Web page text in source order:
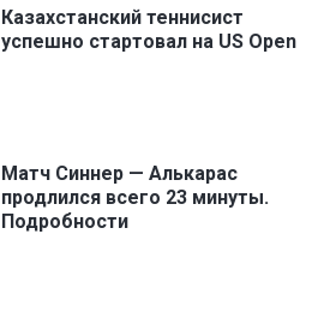
Казахстанский теннисист
успешно стартовал на US Open
Матч Синнер — Алькарас
продлился всего 23 минуты.
Подробности